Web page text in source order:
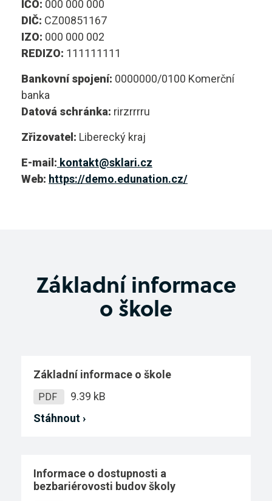
Design skla
Technologie skla
Uměleckořemeslné zpracování skla
Sklář - výrobce a zušlechťovatel skla
Obchodník
Užitá malba
Kontakty
vyhledávání
Bakaláři
Virtuální prohlídka
IČO: 000 000 000
DIČ: CZ00851167
IZO: 000 000 002
REDIZO: 111111111
Bankovní spojení: 0000000/0100 Komerční
banka
Datová schránka: rirzrrrru
Zřizovatel: Liberecký kraj
E-mail: kontakt@sklari.cz
Web: https://demo.edunation.cz/
Základní informace
o škole
Základní informace o škole
PDF
9.39 kB
Stáhnout ›
Informace o dostupnosti a
bezbariérovosti budov školy